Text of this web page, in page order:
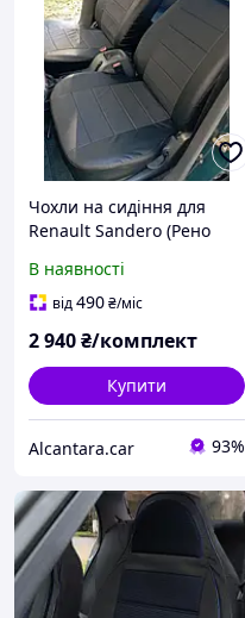
Чохли на сидіння для
Renault Sandero (Рено
екошкіра еластична
В наявності
від490₴/міс
2 940₴/комплект
Купити
Alcantara.car 93%